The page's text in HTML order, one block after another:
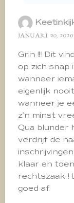
JANUARI 20, 2020
Grin !!! Dit
op zich
wanneer
eigenlijk
wanneer je
z’n minst
Qua blunder
verdrijf de
klaar en
rechtszaak !
goed af.